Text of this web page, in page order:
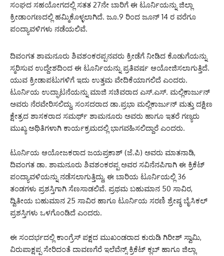
ಸಂಘದ ಸಹಯೋಗದಲ್ಲಿ ಸತತ 27ನೇ ಬಾರಿಗೆ ಈ ಟೂರ್ನಿಯನ್ನು ಜಿಲ್ಲಾ
ಕ್ರೀಡಾಂಗಣದಲ್ಲಿ ಹಮ್ಮಿಕೊಳ್ಳಲಾಗಿದೆ. ಜೂ.9 ರಿಂದ ಜೂನ್ 14 ರ ವರೆಗೂ
ಪಂದ್ಯಾವಳಿಗಳು ನಡೆಯಲಿವೆ.
ದಿವಂಗತ ಶಾಮನೂರು ಶಿವಶಂಕರಪ್ಪನವರು ಕ್ರೀಡೆಗೆ ನೀಡಿದ ಕೊಡುಗೆಯನ್ನು
ಸ್ಮರಿಸುವ ಉದ್ದೇಶದಿಂದ ಈ ಟೂರ್ನಿಯನ್ನು ಪ್ರತಿವರ್ಷ ಆಯೋಜಿಸಲಾಗುತ್ತಿದೆ.
ಯುವ ಕ್ರೀಡಾಪಟುಗಳಿಗೆ ಇದು ಉತ್ತಮ ವೇದಿಕೆಯಾಗಲಿದೆ ಎಂದರು.
ಟೂರ್ನಿಯ ಉದ್ಘಾಟನೆಯನ್ನು ಮಾಜಿ ಸಚಿವರಾದ ಎಸ್.ಎಸ್. ಮಲ್ಲಿಕಾರ್ಜುನ್
ಅವರು ನೆರವೇರಿಸಲಿದ್ದು, ಸಂಸದರಾದ ಡಾ.ಪ್ರಭಾ ಮಲ್ಲಿಕಾರ್ಜುನ್ ಮತ್ತು ದಕ್ಷಿಣ
ಕ್ಷೇತ್ರದ ಶಾಸಕರಾದ ಸಮರ್ಥ್ ಶಾಮನೂರು ಅವರು ಹಾಗೂ ಇತರೆ ಗಣ್ಯರು
ಮುಖ್ಯ ಅಥಿತಿಗಳಾಗಿ ಕಾರ್ಯಕ್ರಮದಲ್ಲಿ ಭಾಗವಹಿಸಲಿದ್ದಾರೆ ಎಂದರು.
ಟೂರ್ನಿಯ ಆಯೋಜಕರಾದ ಜಯಪ್ರಕಾಶ್ (ಜೆ.ಪಿ) ಅವರು ಮಾತನಾಡಿ,
ದಿವಂಗತ ಡಾ. ಶಾಮನೂರು ಶಿವಶಂಕರಪ್ಪ ಅವರ ಸವಿನೆನಪಿಗಾಗಿ ಈ ಕ್ರಿಕೆಟ್
ಪಂದ್ಯಾವಳಿಯನ್ನು ನಡೆಸಲಾಗುತ್ತಿದ್ದು, ಈ ಬಾರಿಯ ಟೂರ್ನಿಯಲ್ಲಿ 36
ತಂಡಗಳು ಪ್ರಶಸ್ತಿಗಾಗಿ ಸೆಣಸಾಡಲಿವೆ. ಪ್ರಥಮ ಬಹುಮಾನ 50 ಸಾವಿರ,
ದ್ವಿತೀಯ ಬಹುಮಾನ 25 ಸಾವಿರ ಹಾಗೂ ಟೂರ್ನಿಯ ಸರಣಿ ಶ್ರೇಷ್ಠ ಬೈಸಿಕಲ್
ಪ್ರಶಸ್ತಿಗಳು ಒಳಗೊಂಡಿದೆ ಎಂದರು.
ಈ ಸಂದರ್ಭದಲ್ಲಿ ಕಾಂಗ್ರೆಸ್ ಪಕ್ಷದ ಮುಖಂಡರಾದ ಕುರುಡಿ ಗಿರೀಶ್ ಸ್ವಾಮಿ,
ವಿರುಪಾಕ್ಷಪ್ಪ ಸೇರಿದಂತೆ ದಾವಣಗೆರೆ ಇಲೆವೆನ್ಸ್ ಕ್ರಿಕೆಟ್ ಕ್ಲಬ್ ಹಾಗೂ ಜಿಲ್ಲಾ